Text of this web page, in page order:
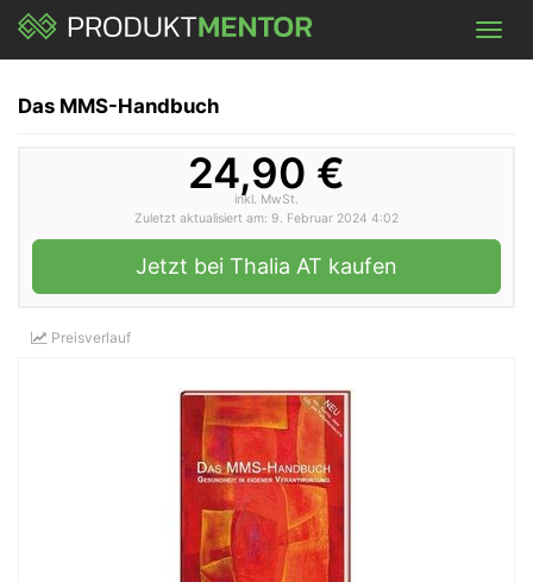
Skip
main
Das MMS-Handbuch
24,90 €
inkl. MwSt.
Zuletzt aktualisiert am: 9. Februar 2024 4:02
Jetzt bei Thalia AT kaufen
Preisverlauf